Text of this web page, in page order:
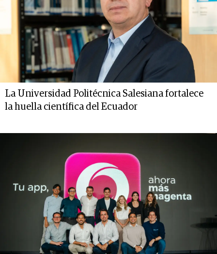
La Universidad Politécnica Salesiana fortalece
la huella científica del Ecuador